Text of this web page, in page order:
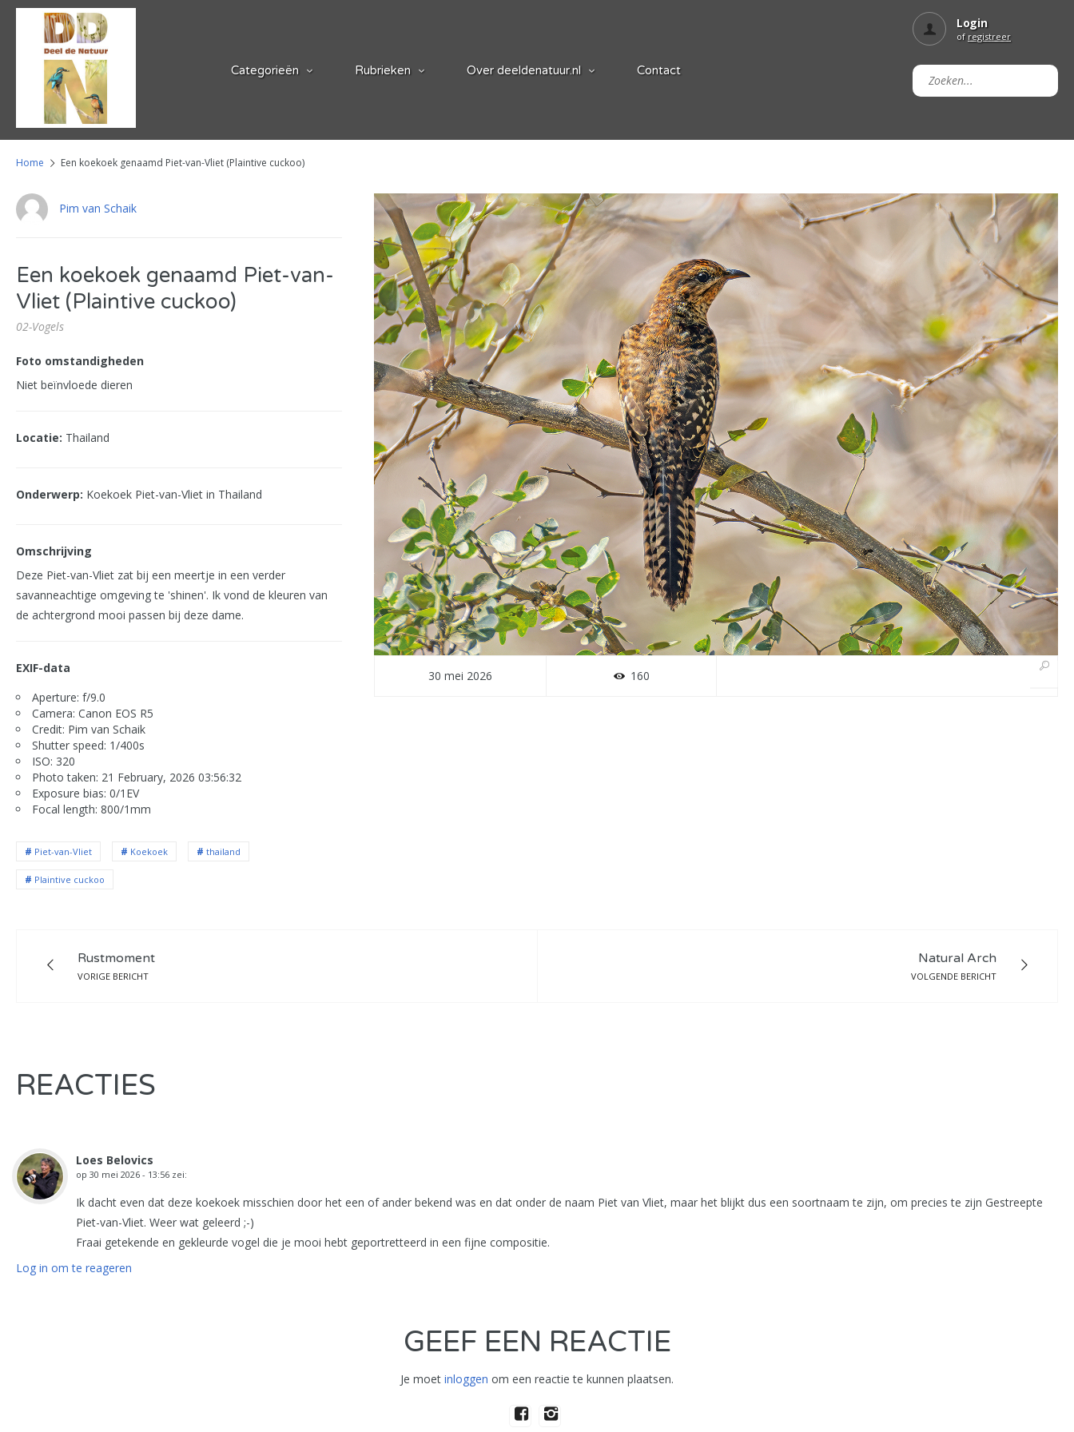
Categorieën Rubrieken Over deeldenatuur.nl Contact
Login
of registreer
Home Een koekoek genaamd Piet-van-Vliet (Plaintive cuckoo)
Pim van Schaik
Een koekoek genaamd Piet-van-
Vliet (Plaintive cuckoo)
02-Vogels
Foto omstandigheden
Niet beïnvloede dieren
Locatie: Thailand
Onderwerp: Koekoek Piet-van-Vliet in Thailand
Omschrijving
Deze Piet-van-Vliet zat bij een meertje in een verder
savanneachtige omgeving te 'shinen'. Ik vond de kleuren van
de achtergrond mooi passen bij deze dame.
EXIF-data
Aperture: f/9.0
Camera: Canon EOS R5
Credit: Pim van Schaik
Shutter speed: 1/400s
ISO: 320
Photo taken: 21 February, 2026 03:56:32
Exposure bias: 0/1EV
Focal length: 800/1mm
Piet-van-Vliet Koekoek thailand
Plaintive cuckoo
30 mei 2026 160
Rustmoment
VORIGE BERICHT
Natural Arch
VOLGENDE BERICHT
REACTIES
Loes Belovics
op 30 mei 2026 - 13:56 zei:
Ik dacht even dat deze koekoek misschien door het een of ander bekend was en dat onder de naam Piet van Vliet, maar het blijkt dus een soortnaam te zijn, om precies te zijn Gestreepte
Piet-van-Vliet. Weer wat geleerd ;-)
Fraai getekende en gekleurde vogel die je mooi hebt geportretteerd in een fijne compositie.
Log in om te reageren
GEEF EEN REACTIE
Je moet inloggen om een reactie te kunnen plaatsen.